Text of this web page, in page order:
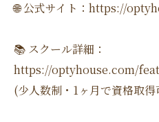
🌐 公式サイト：https://
📚 スクール詳細：
https://optyhouse.com/
(少人数制・1ヶ月で資格取得